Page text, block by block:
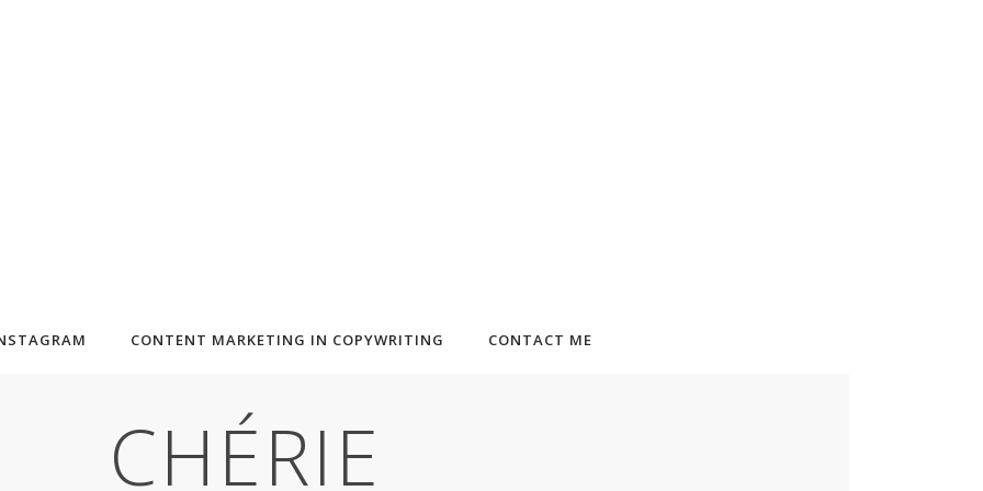
CONTENT MARKETING IN COPYWRITING CONTACT ME
CHÉRIE